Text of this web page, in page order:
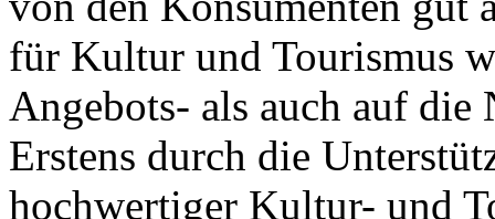
für Kultur und Tourismus
Angebots- als auch auf die
Erstens durch die
hochwertiger Kultur- und